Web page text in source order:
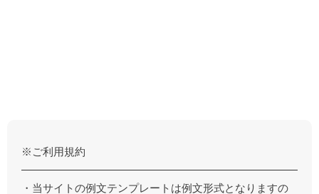
※ご利用規約
・当サイトの例文テンプレートは例文形式となりますの